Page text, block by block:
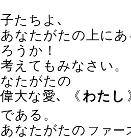
子たちよ､
あなたがたの上に
ろうか！
考えてもみなさい
なたがたの
偉大な愛､ 《 わたし
である。
あなたがたの ファー